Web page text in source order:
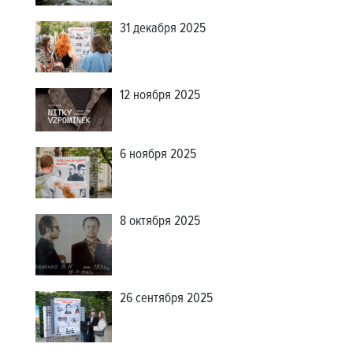
31 декабря 2025
12 ноября 2025
6 ноября 2025
8 октября 2025
26 сентября 2025